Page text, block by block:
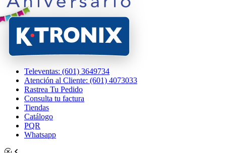
Televentas: (601) 3649734
Atención al Cliente: (601) 4073033
Rastrea Tu Pedido
Consulta tu factura
Tiendas
Catálogo
PQR
Whatsapp